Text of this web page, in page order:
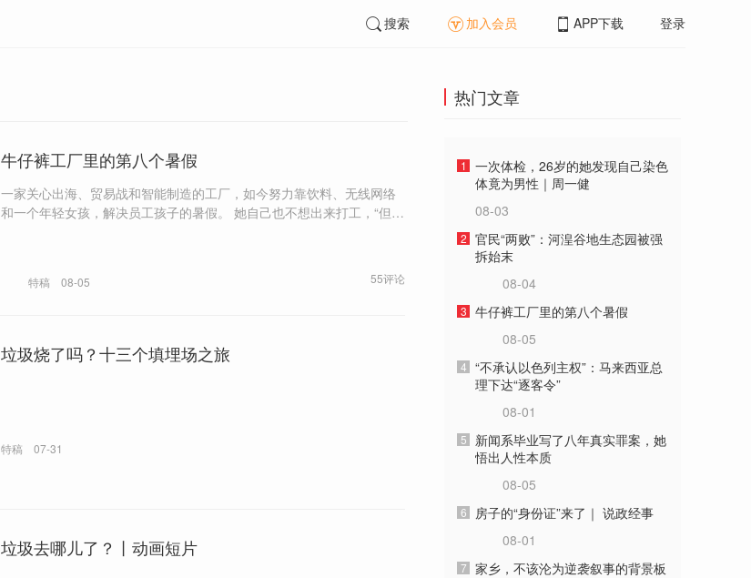
搜索 加入会员 APP下载 登录
牛仔裤工厂里的第八个暑假
一家关心出海、贸易战和智能制造的工厂，如今努力靠饮料、无线网络
和一个年轻女孩，解决员工孩子的暑假。 她自己也不想出来打工，“但他
特稿 08-05 55评论
垃圾烧了吗？十三个填埋场之旅
特稿 07-31
垃圾去哪儿了？丨动画短片
热门文章
1
一次体检，26岁的她发现自己染色
体竟为男性｜周一健
08-03
2 官民“两败”：河湟谷地生态园被强
拆始末
08-04
3 牛仔裤工厂里的第八个暑假
08-05
4 “不承认以色列主权”：马来西亚总
理下达“逐客令”
08-01
5
新闻系毕业写了八年真实罪案，她
悟出人性本质
08-05
6
房子的“身份证”来了｜ 说政经事
08-01
7 家乡，不该沦为逆袭叙事的背景板